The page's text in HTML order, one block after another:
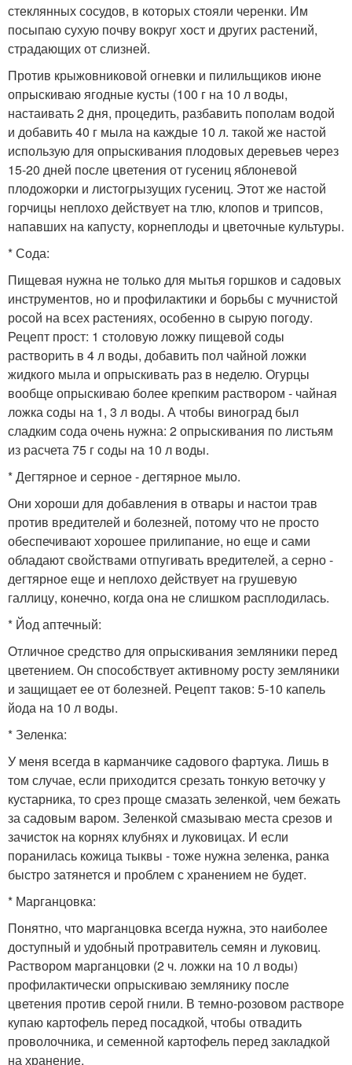
стеклянных сосудов, в которых стояли черенки. Им
посыпаю сухую почву вокруг хост и других растений,
страдающих от слизней.
Против крыжовниковой огневки и пилильщиков июне
опрыскиваю ягодные кусты (100 г на 10 л воды,
настаивать 2 дня, процедить, разбавить пополам водой
и добавить 40 г мыла на каждые 10 л. такой же настой
использую для опрыскивания плодовых деревьев через
15-20 дней после цветения от гусениц яблоневой
плодожорки и листогрызущих гусениц. Этот же настой
горчицы неплохо действует на тлю, клопов и трипсов,
напавших на капусту, корнеплоды и цветочные культуры.
* Сода:
Пищевая нужна не только для мытья горшков и садовых
инструментов, но и профилактики и борьбы с мучнистой
росой на всех растениях, особенно в сырую погоду.
Рецепт прост: 1 столовую ложку пищевой соды
растворить в 4 л воды, добавить пол чайной ложки
жидкого мыла и опрыскивать раз в неделю. Огурцы
вообще опрыскиваю более крепким раствором - чайная
ложка соды на 1, 3 л воды. А чтобы виноград был
сладким сода очень нужна: 2 опрыскивания по листьям
из расчета 75 г соды на 10 л воды.
* Дегтярное и серное - дегтярное мыло.
Они хороши для добавления в отвары и настои трав
против вредителей и болезней, потому что не просто
обеспечивают хорошее прилипание, но еще и сами
обладают свойствами отпугивать вредителей, а серно -
дегтярное еще и неплохо действует на грушевую
галлицу, конечно, когда она не слишком расплодилась.
* Йод аптечный:
Отличное средство для опрыскивания земляники перед
цветением. Он способствует активному росту земляники
и защищает ее от болезней. Рецепт таков: 5-10 капель
йода на 10 л воды.
* Зеленка:
У меня всегда в карманчике садового фартука. Лишь в
том случае, если приходится срезать тонкую веточку у
кустарника, то срез проще смазать зеленкой, чем бежать
за садовым варом. Зеленкой смазываю места срезов и
зачисток на корнях клубнях и луковицах. И если
поранилась кожица тыквы - тоже нужна зеленка, ранка
быстро затянется и проблем с хранением не будет.
* Марганцовка:
Понятно, что марганцовка всегда нужна, это наиболее
доступный и удобный протравитель семян и луковиц.
Раствором марганцовки (2 ч. ложки на 10 л воды)
профилактически опрыскиваю землянику после
цветения против серой гнили. В темно-розовом растворе
купаю картофель перед посадкой, чтобы отвадить
проволочника, и семенной картофель перед закладкой
на хранение.